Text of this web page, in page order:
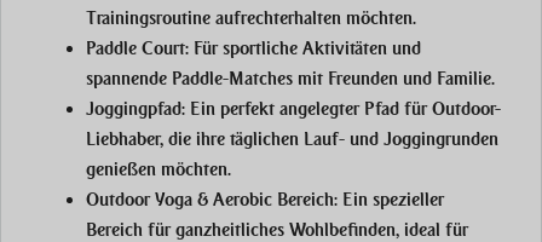
Trainingsroutine aufrechterhalten möchten.
Paddle Court: Für sportliche Aktivitäten und
spannende Paddle-Matches mit Freunden und Familie.
Joggingpfad: Ein perfekt angelegter Pfad für Outdoor-
Liebhaber, die ihre täglichen Lauf- und Joggingrunden
genießen möchten.
Outdoor Yoga & Aerobic Bereich: Ein spezieller
Bereich für ganzheitliches Wohlbefinden, ideal für